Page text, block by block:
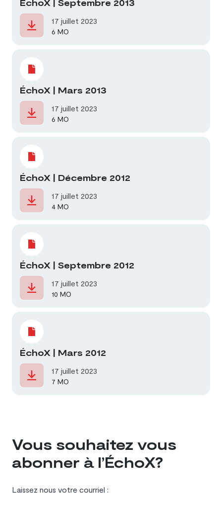
ÉchoX | Septembre 2013
17 juillet 2023
6 MO
ÉchoX | Mars 2013
17 juillet 2023
6 MO
ÉchoX | Décembre 2012
17 juillet 2023
4 MO
ÉchoX | Septembre 2012
17 juillet 2023
10 MO
ÉchoX | Mars 2012
17 juillet 2023
7 MO
Vous souhaitez vous
abonner à l’ÉchoX?
Laissez nous votre courriel :